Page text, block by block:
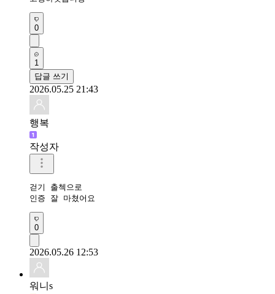
0
1
답글 쓰기
2026.05.25 21:43
행복
작성자
걷기 출첵으로
인증 잘 마쳤어요
0
2026.05.26 12:53
워니s